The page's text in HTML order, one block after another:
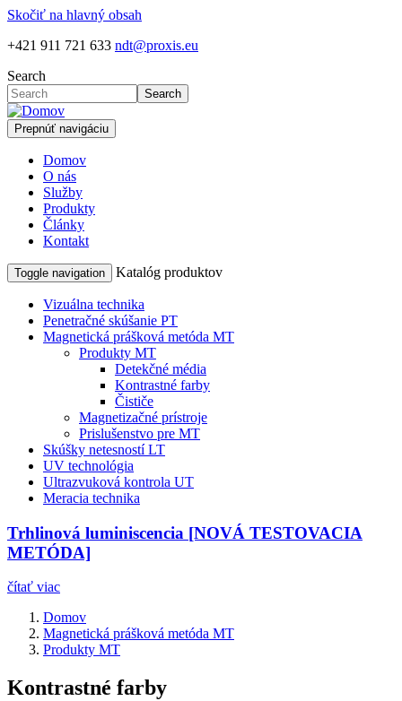
Skočiť na hlavný obsah
+421 911 721 633 ndt@proxis.eu
Search
Search
Prepnúť navigáciu
Domov
O nás
Služby
Produkty
Články
Kontakt
Toggle navigation Katalóg produktov
Vizuálna technika
Penetračné skúšanie PT
Magnetická prášková metóda MT
Produkty MT
Detekčné média
Kontrastné farby
Čističe
Magnetizačné prístroje
Prislušenstvo pre MT
Skúšky netesností LT
UV technológia
Ultrazvuková kontrola UT
Meracia technika
Trhlinová luminiscencia [NOVÁ TESTOVACIA
METÓDA]
čítať viac
Domov
Magnetická prášková metóda MT
Produkty MT
Kontrastné farby